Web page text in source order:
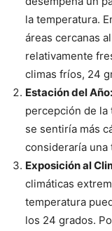
la temperatura.
áreas cercanas
relativamente
climas fríos, 24
Estación del Año:
percepción de la
se sentiría más
consideraría una
Exposición al
climáticas
temperatura
los 24 grados.